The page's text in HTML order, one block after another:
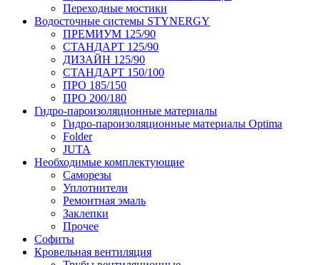
Переходные мостики
Водосточные системы STYNERGY
ПРЕМИУМ 125/90
СТАНДАРТ 125/90
ДИЗАЙН 125/90
СТАНДАРТ 150/100
ПРО 185/150
ПРО 200/180
Гидро-пароизоляционные материалы
Гидро-пароизоляционные материалы Optima
Folder
JUTA
Необходимые комплектующие
Саморезы
Уплотнители
Ремонтная эмаль
Заклепки
Прочее
Софиты
Кровельная вентиляция